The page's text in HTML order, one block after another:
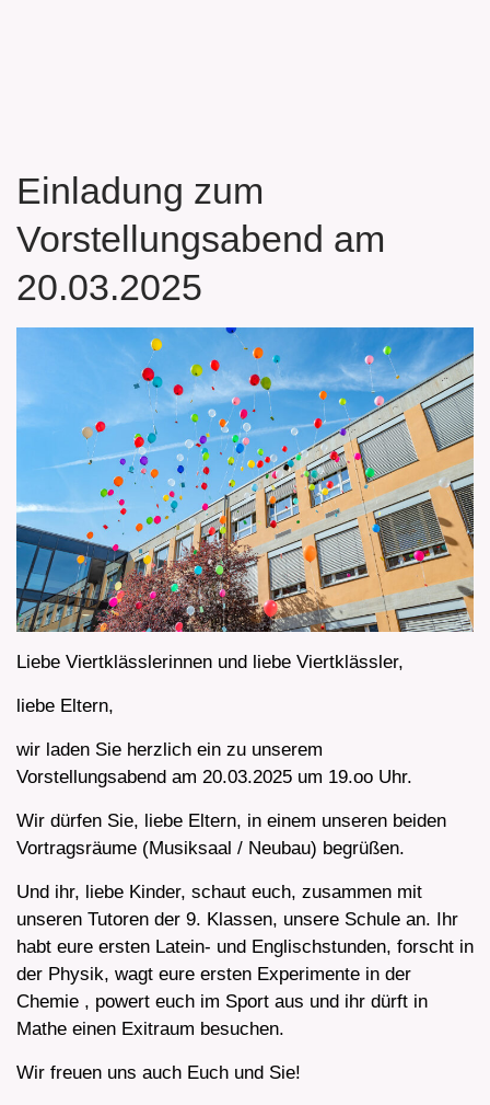
Einladung zum
Vorstellungsabend am
20.03.2025
Liebe Viertklässlerinnen und liebe Viertklässler,
liebe Eltern,
wir laden Sie herzlich ein zu unserem
Vorstellungsabend am 20.03.2025 um 19.oo Uhr.
Wir dürfen Sie, liebe Eltern, in einem unseren beiden
Vortragsräume (Musiksaal / Neubau) begrüßen.
Und ihr, liebe Kinder, schaut euch, zusammen mit
unseren Tutoren der 9. Klassen, unsere Schule an. Ihr
habt eure ersten Latein- und Englischstunden, forscht in
der Physik, wagt eure ersten Experimente in der
Chemie , powert euch im Sport aus und ihr dürft in
Mathe einen Exitraum besuchen.
Wir freuen uns auch Euch und Sie!